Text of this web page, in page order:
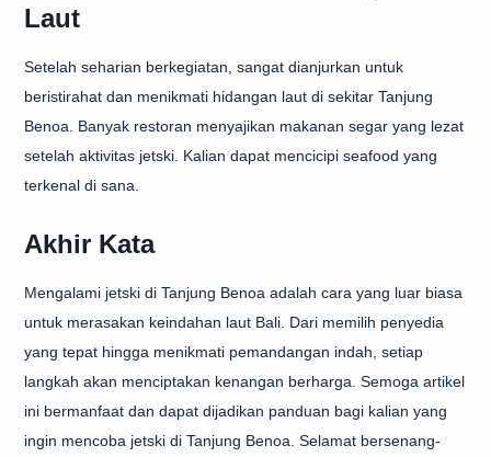
Laut
Setelah seharian berkegiatan, sangat dianjurkan untuk
beristirahat dan menikmati hidangan laut di sekitar Tanjung
Benoa. Banyak restoran menyajikan makanan segar yang lezat
setelah aktivitas jetski. Kalian dapat mencicipi seafood yang
terkenal di sana.
Akhir Kata
Mengalami jetski di Tanjung Benoa adalah cara yang luar biasa
untuk merasakan keindahan laut Bali. Dari memilih penyedia
yang tepat hingga menikmati pemandangan indah, setiap
langkah akan menciptakan kenangan berharga. Semoga artikel
ini bermanfaat dan dapat dijadikan panduan bagi kalian yang
ingin mencoba jetski di Tanjung Benoa. Selamat bersenang-